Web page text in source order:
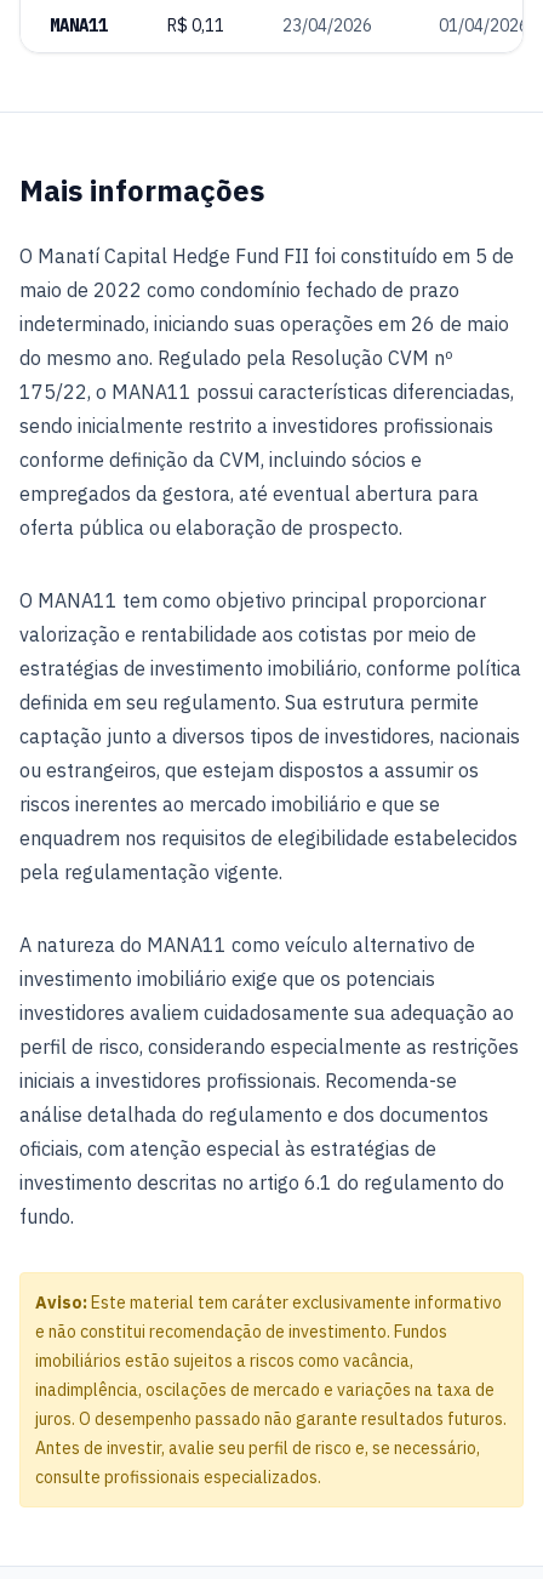
MANA11 R$ 0,11 23/04/2026 01/04/2026
Mais informações
O Manatí Capital Hedge Fund FII foi constituído em 5 de
maio de 2022 como condomínio fechado de prazo
indeterminado, iniciando suas operações em 26 de maio
do mesmo ano. Regulado pela Resolução CVM nº
175/22, o MANA11 possui características diferenciadas,
sendo inicialmente restrito a investidores profissionais
conforme definição da CVM, incluindo sócios e
empregados da gestora, até eventual abertura para
oferta pública ou elaboração de prospecto.
O MANA11 tem como objetivo principal proporcionar
valorização e rentabilidade aos cotistas por meio de
estratégias de investimento imobiliário, conforme política
definida em seu regulamento. Sua estrutura permite
captação junto a diversos tipos de investidores, nacionais
ou estrangeiros, que estejam dispostos a assumir os
riscos inerentes ao mercado imobiliário e que se
enquadrem nos requisitos de elegibilidade estabelecidos
pela regulamentação vigente.
A natureza do MANA11 como veículo alternativo de
investimento imobiliário exige que os potenciais
investidores avaliem cuidadosamente sua adequação ao
perfil de risco, considerando especialmente as restrições
iniciais a investidores profissionais. Recomenda-se
análise detalhada do regulamento e dos documentos
oficiais, com atenção especial às estratégias de
investimento descritas no artigo 6.1 do regulamento do
fundo.
Aviso:Este material tem caráter exclusivamente informativo
e não constitui recomendação de investimento. Fundos
imobiliários estão sujeitos a riscos como vacância,
inadimplência, oscilações de mercado e variações na taxa de
juros. O desempenho passado não garante resultados futuros.
Antes de investir, avalie seu perfil de risco e, se necessário,
consulte profissionais especializados.